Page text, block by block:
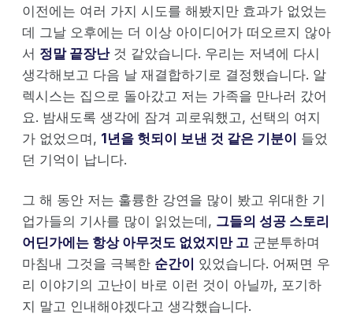
이전에는 여러 가지 시도를 해봤지만 효과가 없었는
데 그날 오후에는 더 이상 아이디어가 떠오르지 않아
서 정말 끝장난것 같았습니다. 우리는 저녁에 다시
생각해보고 다음 날 재결합하기로 결정했습니다. 알
렉시스는 집으로 돌아갔고 저는 가족을 만나러 갔어
요. 밤새도록 생각에 잠겨 괴로워했고, 선택의 여지
가 없었으며, 1년을 헛되이 보낸 것 같은 기분이 들었
던 기억이 납니다.
그 해 동안 저는 훌륭한 강연을 많이 봤고 위대한 기
업가들의 기사를 많이 읽었는데, 그들의 성공 스토리
어딘가에는 항상 아무것도 없었지만 고 군분투하며
마침내 그것을 극복한 순간이 있었습니다. 어쩌면 우
리 이야기의 고난이 바로 이런 것이 아닐까, 포기하
지 말고 인내해야겠다고 생각했습니다.